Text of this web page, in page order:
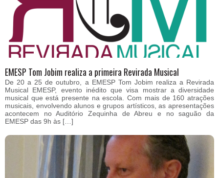
EMESP Tom Jobim realiza a primeira Revirada Musical
De 20 a 25 de outubro, a EMESP Tom Jobim realiza a Revirada
Musical EMESP, evento inédito que visa mostrar a diversidade
musical que está presente na escola. Com mais de 160 atrações
musicais, envolvendo alunos e grupos artísticos, as apresentações
acontecem no Auditório Zequinha de Abreu e no saguão da
EMESP das 9h às […]